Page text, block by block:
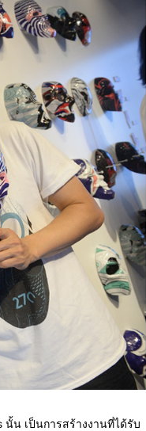
น เป็นการสร้างงานที่ได้รับ